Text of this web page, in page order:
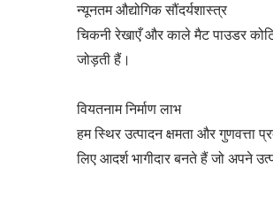
न्यूनतम औद्योगिक सौंदर्यशास्त्र
चिकनी रेखाएँ और काले मैट पाउडर
जोड़ती हैं।
वियतनाम निर्माण लाभ
हम स्थिर उत्पादन क्षमता और गुणवत्ता
लिए आदर्श भागीदार बनते हैं जो अपने